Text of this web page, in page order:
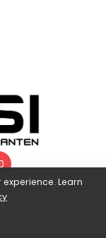
BangX.
Learn